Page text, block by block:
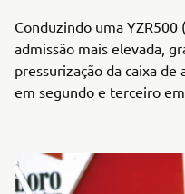
Conduzindo uma
admissão mais elevada,
pressurização da caixa de
em segundo e terceiro